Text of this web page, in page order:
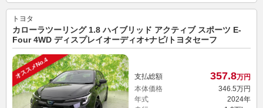
トヨタ
カローラツーリング 1.8 ハイブリッド アクティブ スポーツ E-
Four 4WD ディスプレイオーディオ+ナビ/トヨタセーフ
オススメNo.4 支払総額 357.8万円
本体価格
346. 5万円
年式
2024年